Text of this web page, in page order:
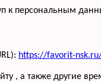
персональным
https://favorit-
, а также другие